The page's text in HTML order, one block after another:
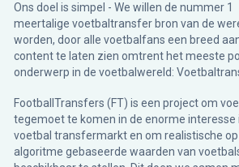
Ons doel is simpel - We willen de nummer 1
meertalige voetbaltransfer bron van de
worden, door alle voetbalfans een breed
content te laten zien omtrent het meeste
onderwerp in de voetbalwereld:
FootballTransfers (FT) is een project om
tegemoet te komen in de enorme interesse
voetbal transfermarkt en om realistische op
algoritme gebaseerde waarden van